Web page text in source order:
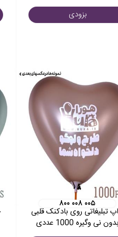
بزودی
۸۰۰ ۰۰۸ ۰۰۵
تبلیغاتی روی بادکنک قلبی
بدون نی وگیره 1000 عددی